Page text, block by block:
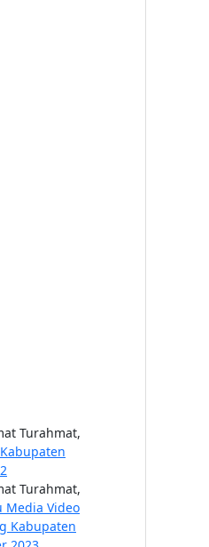
Turahmat,
Turahmat,
Media Video
Kabupaten